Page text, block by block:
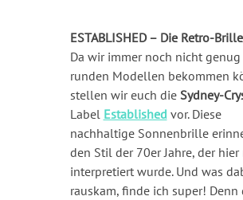
ESTABLISHED – Die Retro-Brille
Da wir immer noch nicht
runden Modellen bekommen
stellen wir euch die Sydney-
Label Established vor. Diese
nachhaltige Sonnenbrille
den Stil der 70er Jahre, der hier
interpretiert wurde. Und was
rauskam, finde ich super! Denn